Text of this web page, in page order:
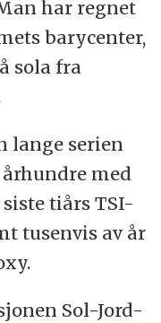
har regnet
barycenter,
sola fra
lange serien
med
tiårs TSI-
tusenvis av år
Sol-Jord-